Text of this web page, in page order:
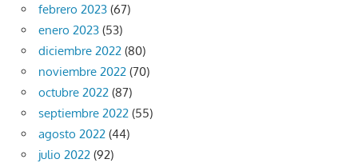
febrero 2023 (67)
enero 2023 (53)
diciembre 2022 (80)
noviembre 2022 (70)
octubre 2022 (87)
septiembre 2022 (55)
agosto 2022 (44)
julio 2022 (92)